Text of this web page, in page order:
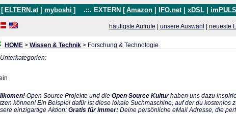
ELTERN.at myboshi ] .::. EXTERN [ Amazon IFO.net xDSL imPULS
häufigste Aufrufe unsere Auswahl neueste
HOME > Wissen & Technik > Forschung & Technologie
Open Source Projekte und die Open Source Kulturhaben uns dazu
können! Ein Beispiel dafür ist diese lokale Suchmaschine, auf der du kostenlos
einzigartige Aktion: Gratis für immer: Deine persönliche eMail Adresse, die